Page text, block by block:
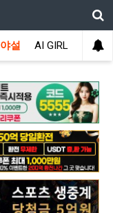
야설 AI GIRL